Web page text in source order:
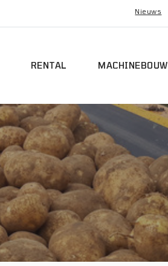
Nieuws
RENTAL MACHINEBOUW